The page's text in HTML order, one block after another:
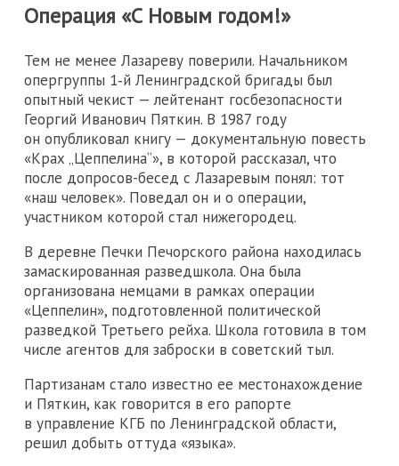
Операция «С Новым годом!»
Тем не менее Лазареву поверили. Начальником
опергруппы 1‑й Ленинградской бригады был
опытный чекист — лейтенант госбезопасности
Георгий Иванович Пяткин. В 1987 году
он опубликовал книгу — документальную повесть
«Крах „Цеппелина“», в которой рассказал, что
после допросов-бесед с Лазаревым понял: тот
«наш человек». Поведал он и о операции,
участником которой стал нижегородец.
В деревне Печки Печорского района находилась
замаскированная разведшкола. Она была
организована немцами в рамках операции
«Цеппелин», подготовленной политической
разведкой Третьего рейха. Школа готовила в том
числе агентов для заброски в советский тыл.
Партизанам стало известно ее местонахождение
и Пяткин, как говорится в его рапорте
в управление КГБ по Ленинградской области,
решил добыть оттуда «языка».